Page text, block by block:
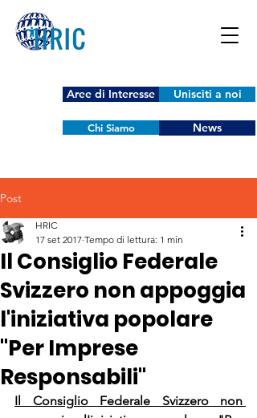
Aree di Interesse Unisciti a noi
Chi Siamo News
Post
Il Consiglio Federale
Svizzero non appoggia
l'iniziativa popolare
"Per Imprese
Responsabili"
HRIC
17 set 2017 Tempo di lettura: 1 min
Il Consiglio Federale Svizzero non